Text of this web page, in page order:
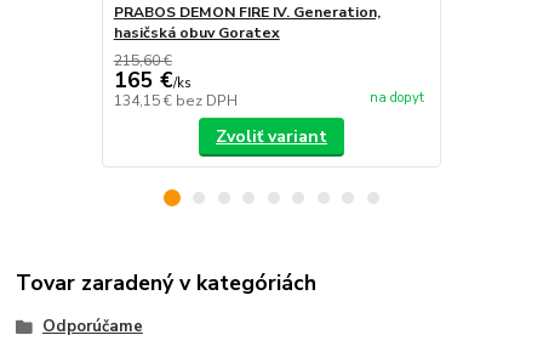
PRABOS DEMON FIRE IV. Generation,
hasičská obuv Goratex
215,60 €
165 €/ks
134,15 € bez DPH na dopyt
Zvoliť variant
Tovar zaradený v kategóriách
Odporúčame